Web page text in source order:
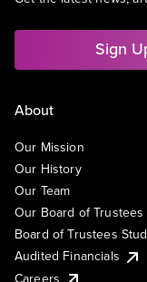
Sign
About
Our Mission
Our History
Our Team
Our Board of Trustees
Board of Trustees
Audited Financials
Careers